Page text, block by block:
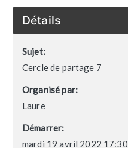
Détails
Sujet:
Cercle de partage 7
Organisé par:
Laure
Démarrer:
mardi 19 avril 2022 17:30